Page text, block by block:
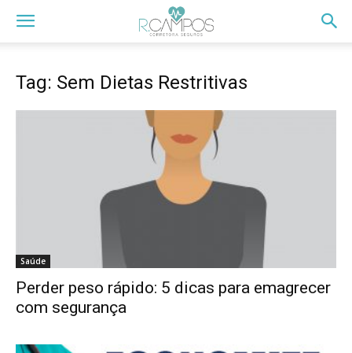
Tag: Sem Dietas Restritivas
Saúde
Perder peso rápido: 5 dicas para emagrecer
com segurança